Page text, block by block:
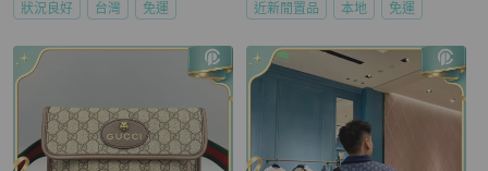
狀況良好 台灣 免運 近新閒置品 本地 免運